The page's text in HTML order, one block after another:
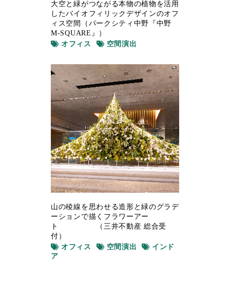
大空と緑がつながる本物の植物を活用
したバイオフィリックデザインのオフ
ィス空間（パークシティ中野『中野
M-SQUARE』）
オフィス
空間演出
山の稜線を思わせる造形と緑のグラデ
ーションで描くフラワーアー
ト （三井不動産 総合受
付）
オフィス
空間演出
インド
ア